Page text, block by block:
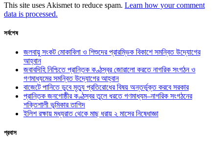
This site uses Akismet to reduce spam. Learn how your comment
data is processed.
সর্বশেষ
জলবায়ু সংকট মোকাবিলা ও শিশুদের প্রারম্ভিক বিকাশে সমন্বিত উদ্যোগের
আহ্বান
জবাবদিহি নিশ্চিতে প্রান্তিক কণ্ঠস্বর জোরালো করতে নাগরিক সংগঠন ও
গণমাধ্যমের সমন্বিত উদ্যোগের আহ্বান
বাজেটে পানিতে ডুবে মৃত্যু প্রতিরোধের বিষয় অন্তর্ভুক্ত করবে সরকার
প্রান্তিক জনগোষ্ঠীর কণ্ঠস্বর তুলে ধরতে গণমাধ্যম–নাগরিক সংগঠনের
শক্তিশালী ভূমিকার তাগিদ
ইলিশ রক্ষায় মধ্যরাত থেকে মাছ ধরায় ২ মাসের নিষেধাজ্ঞা
প্রবাস